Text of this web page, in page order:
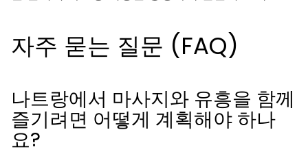
자주 묻는 질문 (FAQ)
나트랑에서 마사지와 유흥을 함께
즐기려면 어떻게 계획해야 하나
요?